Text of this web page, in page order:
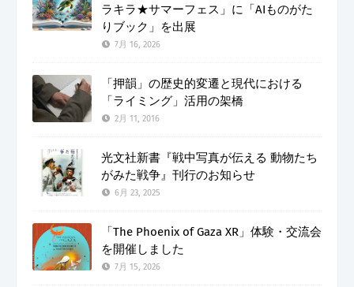
ラキラ★サマーフェス」に「AIものがた
りブック」を出展
7月 16, 2026
「押韻」の歴史的変遷と現代における
「ライミング」活用の架橋
2月 11, 2016
光文社新書『戦中写真が伝える 動物たち
がみた戦争』刊行のお知らせ
6月 23, 2025
「The Phoenix of Gaza XR」体験・交流会
を開催しました
7月 15, 2026